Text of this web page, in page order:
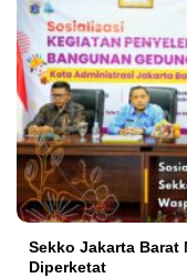
Sekko Jakarta Barat
Diperketat